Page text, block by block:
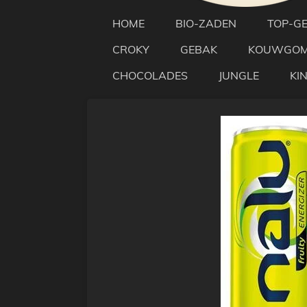
HOME BIO-ZADEN TOP-
CROKY
GEBAK
CHOCOLADES
JUNGLE